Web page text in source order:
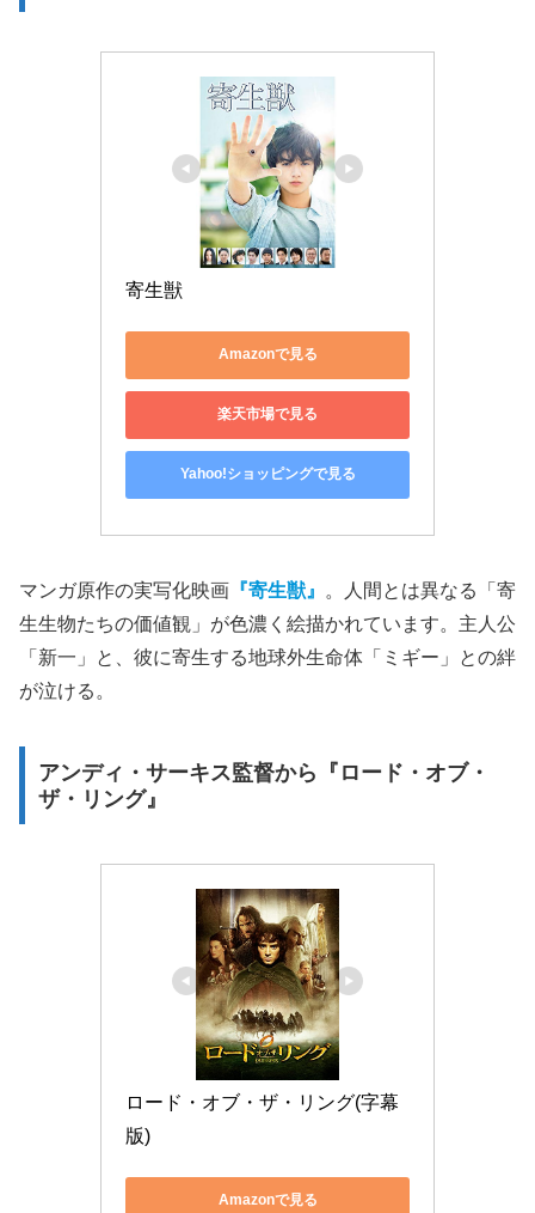
寄生獣
Amazonで見る
楽天市場で見る
Yahoo!ショッピングで見る
マンガ原作の実写化映画 『寄生獣』
。人間とは異なる「寄
生生物たちの価値観」が色濃く絵描かれています。主人公
「新一」と、彼に寄生する地球外生命体「ミギー」との絆
が泣ける。
アンディ・サーキス監督から『ロード・オブ・
ザ・リング』
ロード・オブ・ザ・リング(字幕
版)
Amazonで見る